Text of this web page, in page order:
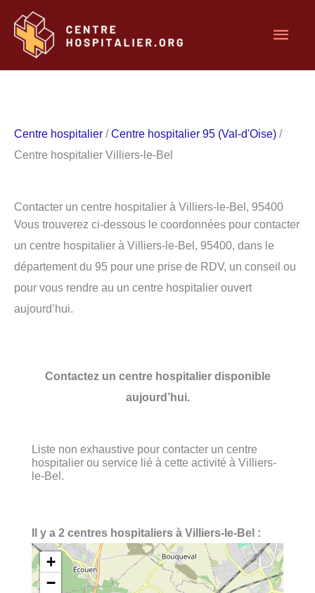
contenu
Centre hospitalier /Centre hospitalier 95 (Val-d'Oise) /
Centre hospitalier Villiers-le-Bel
Contacter un centre hospitalier à Villiers-le-Bel, 95400
Vous trouverez ci-dessous le coordonnées pour contacter
un centre hospitalier à Villiers-le-Bel, 95400, dans le
département du 95 pour une prise de RDV, un conseil ou
pour vous rendre au un centre hospitalier ouvert
aujourd’hui.
Contactez un centre hospitalier disponible
aujourd’hui.
Liste non exhaustive pour contacter un centre
hospitalier ou service lié à cette activité à Villiers-
le-Bel.
Il y a 2 centres hospitaliers à Villiers-le-Bel :
+
−